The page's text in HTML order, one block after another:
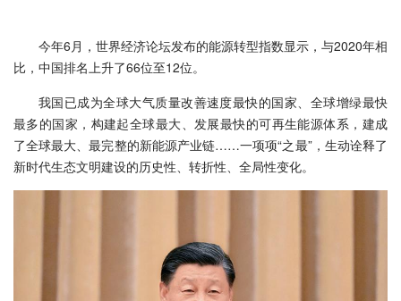
今年6月，世界经济论坛发布的能源转型指数显示，与2020年相
比，中国排名上升了66位至12位。
我国已成为全球大气质量改善速度最快的国家、全球增绿最快
最多的国家，构建起全球最大、发展最快的可再生能源体系，建成
了全球最大、最完整的新能源产业链……一项项“之最”，生动诠释了
新时代生态文明建设的历史性、转折性、全局性变化。